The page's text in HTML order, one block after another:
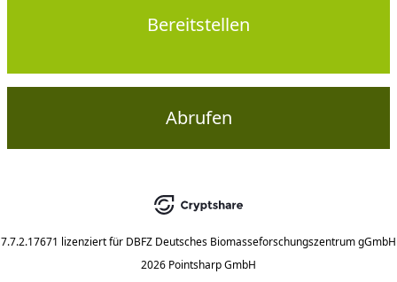
Bereitstellen
Abrufen
7.7.2.17671 lizenziert für DBFZ Deutsches Biomasseforschungszentrum gGmbH
2026 Pointsharp GmbH